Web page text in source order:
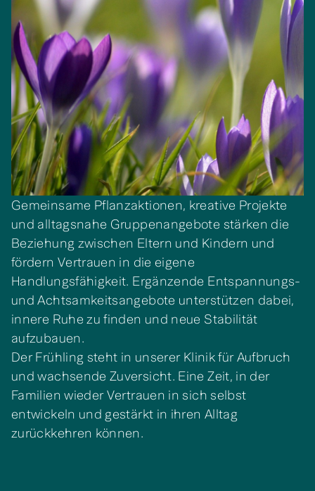
Gemeinsame Pflanzaktionen, kreative Projekte
und alltagsnahe Gruppenangebote stärken die
Beziehung zwischen Eltern und Kindern und
fördern Vertrauen in die eigene
Handlungsfähigkeit. Ergänzende Entspannungs-
und Achtsamkeitsangebote unterstützen dabei,
innere Ruhe zu finden und neue Stabilität
aufzubauen.
Der Frühling steht in unserer Klinik für Aufbruch
und wachsende Zuversicht. Eine Zeit, in der
Familien wieder Vertrauen in sich selbst
entwickeln und gestärkt in ihren Alltag
zurückkehren können.